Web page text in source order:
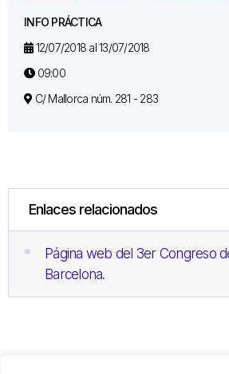
INFO PRÁCTICA
12/07/2018 al 13/07/2018
09:00
C/ Mallorca núm. 281 - 283
Enlaces relacionados
Página web del 3er Congreso
Barcelona.